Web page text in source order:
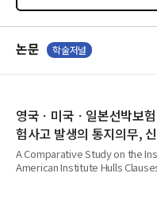
논문 학술저널
영국ㆍ미국ㆍ일본선박보
험사고 발생의 통지의무,
규정을 중심으로 -
A Comparative Study on the
American Institute Hulls